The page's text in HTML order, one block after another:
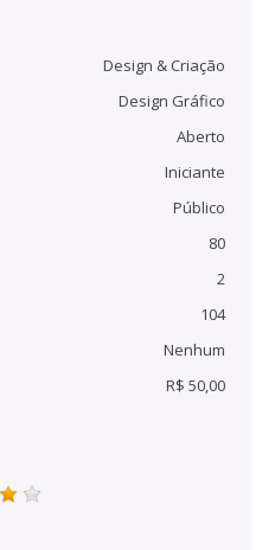
Design & Criação
Design Gráfico
Aberto
Iniciante
Público
80
2
104
Nenhum
R$ 50,00